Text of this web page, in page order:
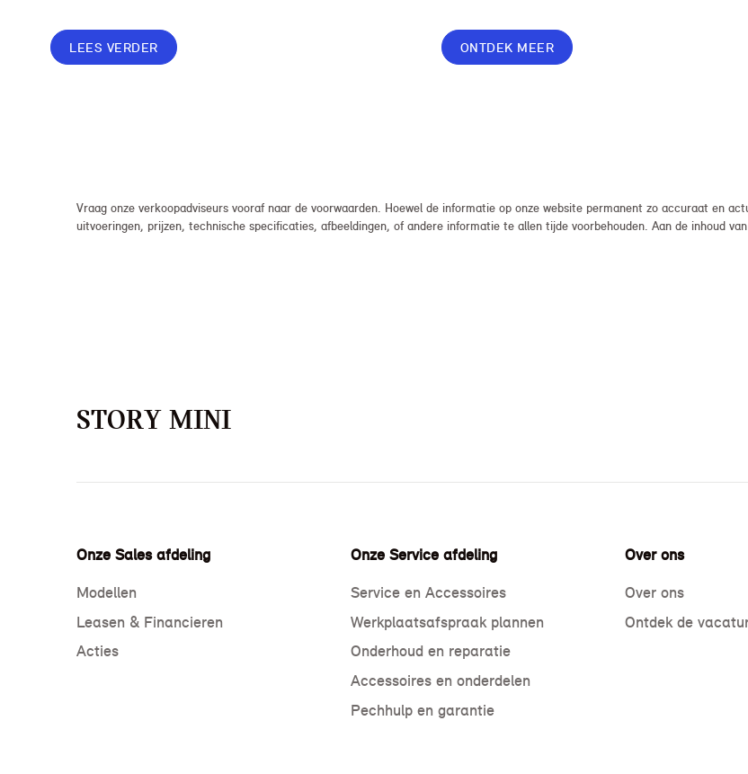
maand, in plaats van € 449. Afhankelijk van de
uitvoering kan jouw voordeel nog verder
LEES VERDER
onverwachte kosten kunt rijden.
ONTDEK MEER
Vraag onze verkoopadviseurs vooraf naar de voorwaarden. Hoewel de informatie op onze website permanent zo accuraat en
uitvoeringen, prijzen, technische specificaties, afbeeldingen, of andere informatie te allen tijde voorbehouden. Aan de inhoud
STORY MINI
Onze Sales afdeling
Modellen
Leasen & Financieren
Acties
Onze Service afdeling
Service en Accessoires
Werkplaatsafspraak plannen
Onderhoud en reparatie
Accessoires en onderdelen
Pechhulp en garantie
Over ons
Over ons
Ontdek de